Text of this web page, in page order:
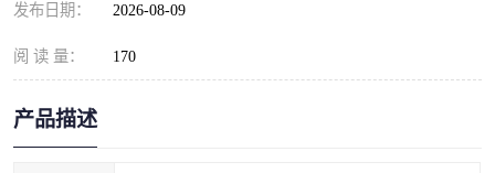
发布日期： 2026-08-09
阅 读 量： 170
产品描述